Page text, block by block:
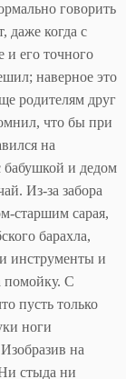
говорить
даже когда с
и его точного
наверное это
родителям друг
что бы при
на
бабушкой и дедом
Из-за забора
старшим сарая,
барахла,
инструменты и
помойку. С
пусть только
ноги
на
стыда ни